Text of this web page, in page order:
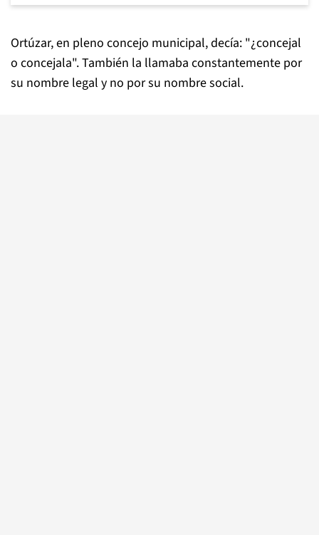
Ortúzar, en pleno concejo municipal, decía: "¿concejal
o concejala". También la llamaba constantemente por
su nombre legal y no por su nombre social.